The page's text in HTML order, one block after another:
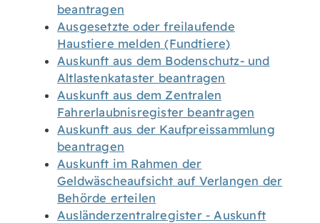
beantragen
Ausgesetzte oder freilaufende
Haustiere melden (Fundtiere)
Auskunft aus dem Bodenschutz- und
Altlastenkataster beantragen
Auskunft aus dem Zentralen
Fahrerlaubnisregister beantragen
Auskunft aus der Kaufpreissammlung
beantragen
Auskunft im Rahmen der
Geldwäscheaufsicht auf Verlangen der
Behörde erteilen
Ausländerzentralregister - Auskunft